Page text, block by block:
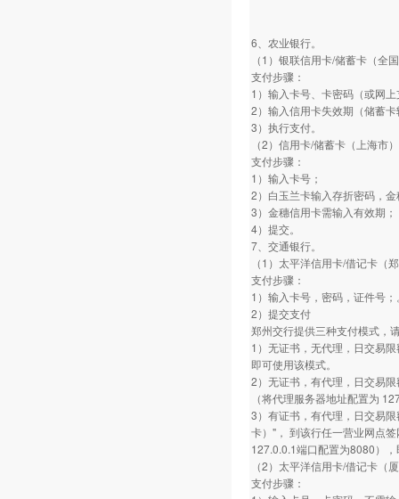
6、农业银行。
（1）银联信用卡/储蓄卡（全
支付步骤：
1）输入卡号、卡密码（或网
2）输入信用卡失效期（储蓄
3）执行支付。
（2）信用卡/储蓄卡（上海市）
支付步骤：
1）输入卡号；
2）白玉兰卡输入存折密码，
3）金穗信用卡需输入有效期；
4）提交。
7、交通银行。
（1）太平洋信用卡/借记卡（
支付步骤：
1）输入卡号，密码，证件号；
2）提交支付
郑州交行提供三种支付模式，
1）无证书，无代理，日交易
即可使用该模式。
2）无证书，有代理，日交易
（将代理服务器地址配置为
3）有证书，有代理，日交易
卡）"， 到该行任一营业网点
127.0.0.1端口配置为8080）
（2）太平洋信用卡/借记卡（
支付步骤：